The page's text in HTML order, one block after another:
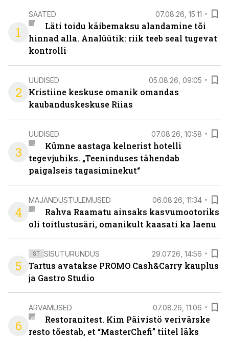
1
SAATED 07.08.26, 15:11
Läti toidu käibemaksu alandamine tõi
hinnad alla. Analüütik: riik teeb seal tugevat
kontrolli
2
UUDISED 05.08.26, 09:05
Kristiine keskuse omanik omandas
kaubanduskeskuse Riias
3
UUDISED 07.08.26, 10:58
Kümne aastaga kelnerist hotelli
tegevjuhiks. „Teeninduses tähendab
paigalseis tagasiminekut“
4
MAJANDUSTULEMUSED 06.08.26, 11:34
Rahva Raamatu ainsaks kasvumootoriks
oli toitlustusäri, omanikult kaasati ka laenu
5
ST SISUTURUNDUS 29.07.26, 14:56
Tartus avatakse PROMO Cash&Carry kauplus
ja Gastro Studio
6
ARVAMUSED 07.08.26, 11:06
Restoranitest. Kim Päivistö verivärske
resto tõestab, et “MasterChefi” tiitel läks